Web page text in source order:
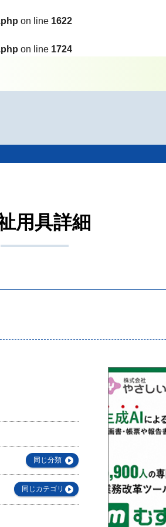
on line 1622
on line 1724
用具詳細
同じ分類
同じカテゴリ